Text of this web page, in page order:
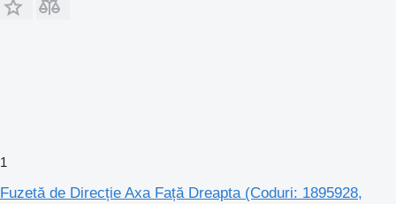
1
Fuzetă de Direcție Axa Față Dreapta (Coduri: 1895928,